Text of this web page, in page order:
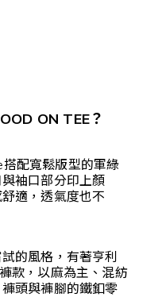
ON TEE？
配寬鬆版型的軍綠
袖口部分印上顏
適，透氣度也不
的風格，有著亨利
款，以麻為主、混紡
頭與褲腳的鐵釦零